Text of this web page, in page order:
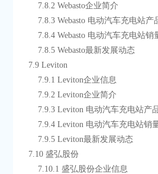
        7.8.2 Webasto企业简介
7.8.3 Webasto 电动汽车充
7.8.4 Webasto 电动汽车充
        7.8.5 Webasto最新发展动态
    7.9 Leviton
        7.9.1 Leviton企业信息
        7.9.2 Leviton企业简介
7.9.3 Leviton 电动汽车充电
7.9.4 Leviton 电动汽车充电
        7.9.5 Leviton最新发展动态
    7.10 盛弘股份
        7.10.1 盛弘股份企业信息